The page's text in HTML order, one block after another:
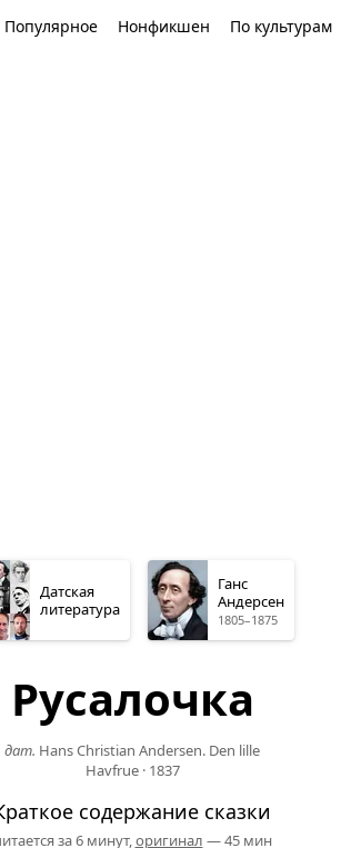
Популярное Нонфикшен По культурам
Датская
литература
Ганс
Андерсен
1805–1875
Русалочка
дат. Hans Christian Andersen. Den lille
Havfrue· 1837
содержание сказки
за 6 минут,оригинал — 45 мин